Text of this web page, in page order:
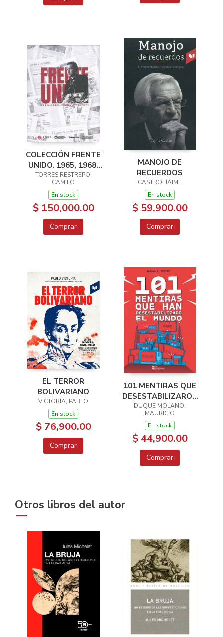
COLECCIÓN FRENTE
UNIDO. 1965, 1968,
1969, 1970, 1971
TORRES RESTREPO,
CAMILO
En stock
$ 150,000.00
Comprar
MANOJO DE
RECUERDOS
CASTRO, JAIME
En stock
$ 59,900.00
Comprar
EL TERROR
BOLIVARIANO
VICTORIA, PABLO
En stock
$ 76,900.00
Comprar
101 MENTIRAS QUE
DESESTABILIZARON
AL MUNDO
DUQUE MOLANO,
MAURICIO
En stock
$ 44,900.00
Comprar
Otros libros del autor